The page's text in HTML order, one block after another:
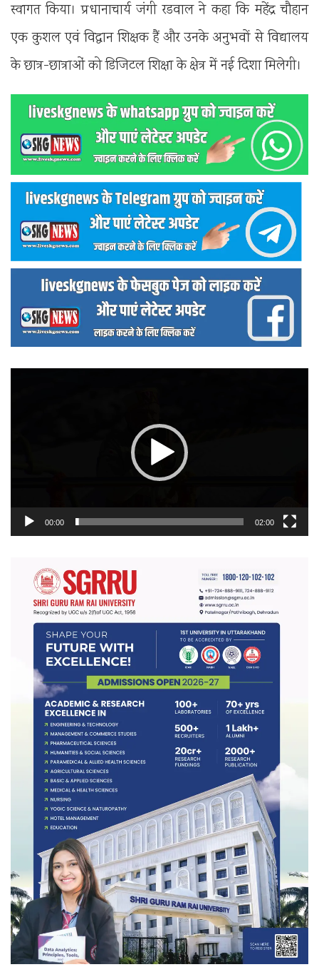
स्वागत किया। प्रधानाचार्य जंगी रडवाल ने कहा कि महेंद्र चौहान
एक कुशल एवं विद्वान शिक्षक हैं और उनके अनुभवों से विद्यालय
के छात्र-छात्राओं को डिजिटल शिक्षा के क्षेत्र में नई दिशा मिलेगी।
00:00 02:00